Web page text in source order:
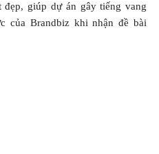
giúp dự án gây tiếng vang
của Brandbiz khi nhận đề bài